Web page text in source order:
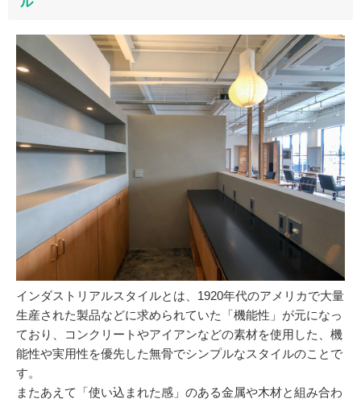
インダストリアルスタイルとは、1920年代のアメリカで大量
生産された製品などに求められていた「機能性」が元になっ
ており、コンクリートやアイアンなどの素材を使用した、機
能性や実用性を優先した無骨でシンプルなスタイルのことで
す。
またあえて「使い込まれた感」のある金属や木材と組み合わ